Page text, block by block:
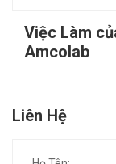
Việc Làm
Amcolab
Liên Hệ